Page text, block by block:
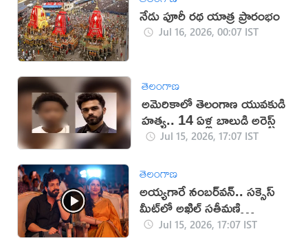
నేడు పూరీ రథ యాత్ర ప్రారంభం
Jul 16, 2026, 00:07 IST
తెలంగాణ
అమెరికాలో తెలంగాణ యువకుడి
హత్య.. 14 ఏళ్ల బాలుడి అరెస్ట్
Jul 15, 2026, 17:07 IST
తెలంగాణ
అయ్యగారే నంబర్‌వన్.. సక్సెస్‌
మీట్‌లో అఖిల్ సతీమణి
(వీడియో)
Jul 15, 2026, 17:07 IST